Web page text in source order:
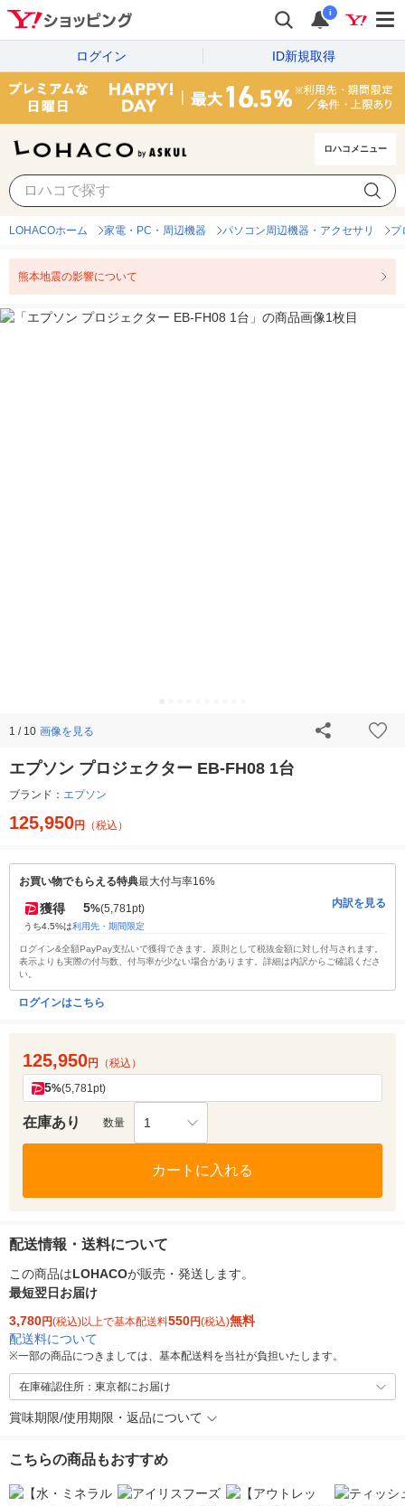
i
ログイン ID新規取得
ロハコメニュー
LOHACOホーム 家電・PC・周辺機器 パソコン周辺機器・アクセサリ プ
熊本地震の影響について
1 / 10 画像を見る
エプソン プロジェクター EB-FH08 1台
ブランド： エプソン
125,950円 （税込）
お買い物でもらえる特典最大付与率16%
獲得 5%(5,781pt)
うち4.5%は利用先・期間限定
内訳を見る
ログイン&全額PayPay支払いで獲得できます。原則として税抜金額に対し付与されます。
表示よりも実際の付与数、付与率が少ない場合があります。詳細は内訳からご確認くださ
い。
ログインはこちら
125,950円 （税込）
5%(5,781pt)
在庫あり 数量 1
カートに入れる
配送情報・送料について
この商品はLOHACOが販売・発送します。
最短翌日お届け
3,780円(税込)以上で基本配送料550円(税込)無料
配送料について
※一部の商品につきましては、基本配送料を当社が負担いたします。
在庫確認住所：東京都にお届け
賞味期限/使用期限・返品について
こちらの商品もおすすめ